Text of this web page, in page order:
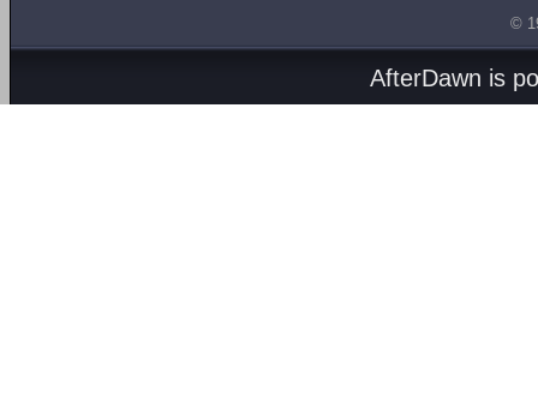
©
AfterDawn is